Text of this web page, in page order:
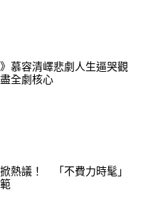
》慕容清嶧悲劇人生逼哭觀
全劇核心
熱議！ 「不費力時髦」